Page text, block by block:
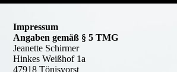
Impressum
Angaben gemäß § 5 TMG
Jeanette Schirmer
Hinkes Weißhof 1a
47918 Tönisvorst